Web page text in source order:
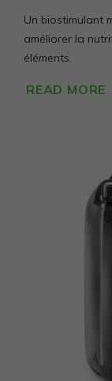
Un biostimulant
améliorer la
éléments.
READ MORE